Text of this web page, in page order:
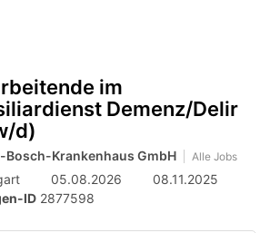
mobilem
Endgerät
aus
im
Demenz/Delir
d)
Bosch-Krankenhaus GmbH Alle Jobs
05.08.2026
08.11.2025
ID 2877598